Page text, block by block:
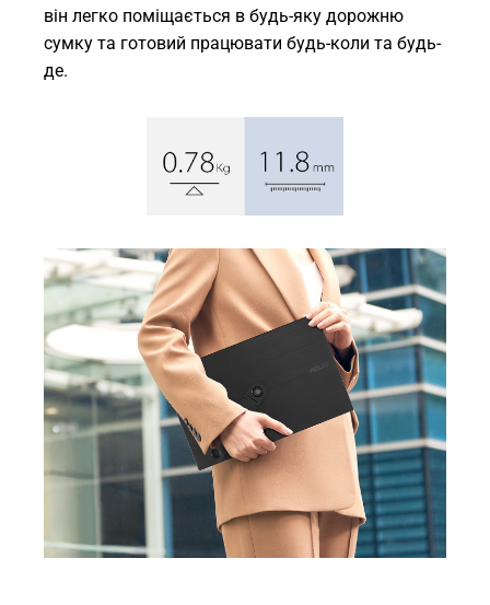
він легко поміщається в будь-яку дорожню
сумку та готовий працювати будь-коли та будь-
де.